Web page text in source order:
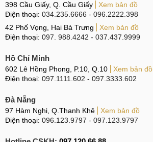
Hotline:0338.424242
Tại TP Hồ Chí Minh
Hotline:
0969.520.520
CN 5:
Hotline:
Tại Đà Nẵng
398 Cầu Giấy, Q. Cầu Giấy
Xem bản đồ
Điện thoại: 034.235.6666 - 096.2222.398
42 Phố Vọng, Hai Bà Trưng
Xem bản đồ
Điện thoại: 097. 988.4242 - 037.437.9999
Hồ Chí Minh
602 Lê Hồng Phong, P.10, Q.10
Xem bản đồ
Điện thoại: 097.1111.602 - 097.3333.602
Đà Nẵng
97 Hàm Nghi, Q.Thanh Khê
Xem bản đồ
Điện thoại: 096.123.9797 - 097.123.9797